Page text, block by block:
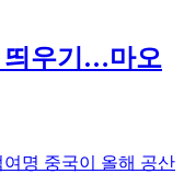
띄우기…마오
명 중국이 올해 공산